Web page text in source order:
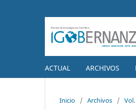
ACTUAL ARCHIVOS
Inicio / Archivos /